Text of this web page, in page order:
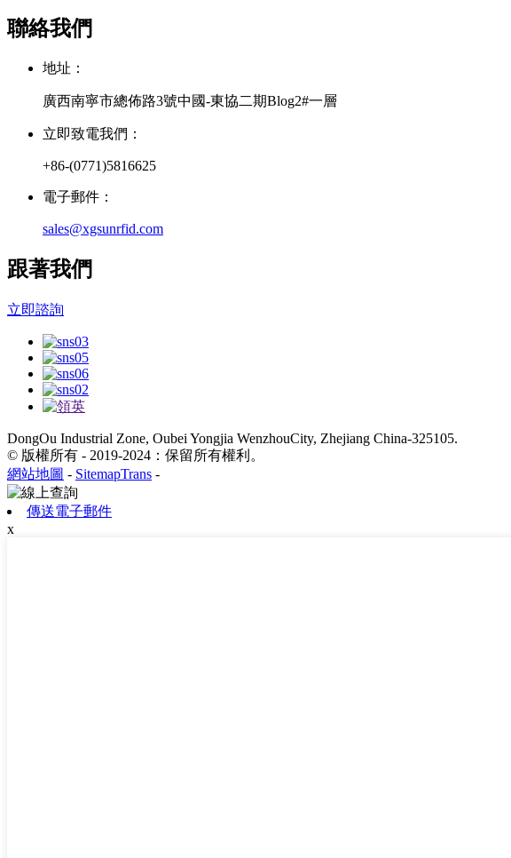
聯絡我們
地址：
廣西南寧市總佈路3號中國-東協二期Blog2#一層
立即致電我們：
+86-(0771)5816625
電子郵件：
sales@xgsunrfid.com
跟著我們
立即諮詢
DongOu Industrial Zone, Oubei Yongjia WenzhouCity, Zhejiang China-325105.
© 版權所有 - 2019-2024：保留所有權利。
網站地圖 - SitemapTrans -
傳送電子郵件
x